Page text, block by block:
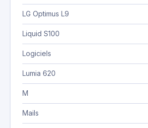
LG Optimus L9
Liquid S100
Logiciels
Lumia 620
M
Mails